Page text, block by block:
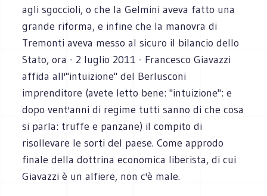
agli sgoccioli, o che la Gelmini aveva fatto una
grande riforma, e infine che la manovra di
Tremonti aveva messo al sicuro il bilancio dello
Stato, ora - 2 luglio 2011 - Francesco Giavazzi
affida all'"intuizione" del Berlusconi
imprenditore (avete letto bene: "intuizione": e
dopo vent'anni di regime tutti sanno di che cosa
si parla: truffe e panzane) il compito di
risollevare le sorti del paese. Come approdo
finale della dottrina economica liberista, di cui
Giavazzi è un alfiere, non c'è male.